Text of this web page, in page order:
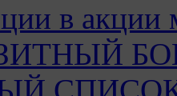
в акции